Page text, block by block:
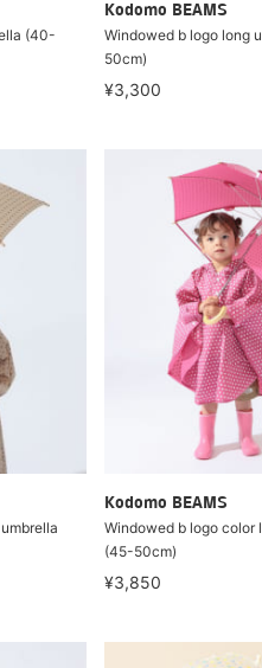
(40-
Kodomo BEAMS
Windowed b logo long
50cm)
¥3,300
Kodomo BEAMS
Windowed b logo color
(45-50cm)
¥3,850